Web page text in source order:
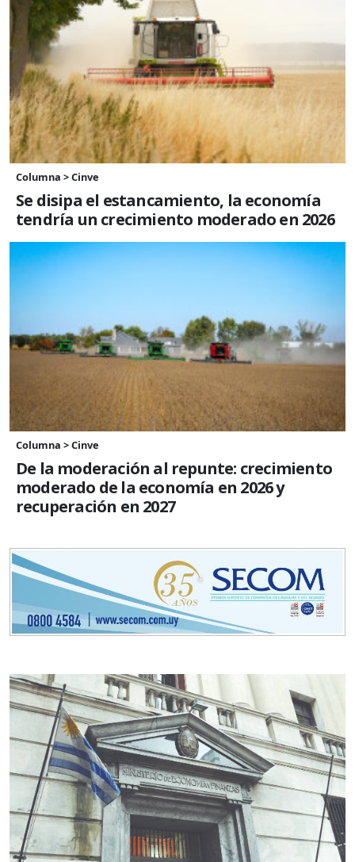
Columna > Cinve
Se disipa el estancamiento, la economía
tendría un crecimiento moderado en 2026
Columna > Cinve
De la moderación al repunte: crecimiento
moderado de la economía en 2026 y
recuperación en 2027